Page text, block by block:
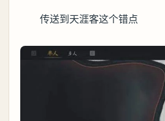
传送到天涯客这个错点